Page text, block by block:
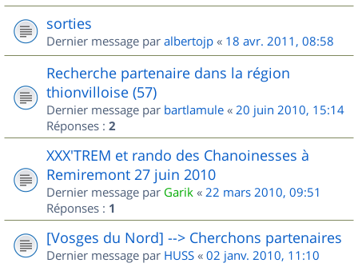
sorties
Dernier message par albertojp « 18 avr. 2011, 08:58
Recherche partenaire dans la région
thionvilloise (57)
Dernier message par bartlamule « 20 juin 2010, 15:14
Réponses : 2
XXX'TREM et rando des Chanoinesses à
Remiremont 27 juin 2010
Dernier message par Garik « 22 mars 2010, 09:51
Réponses : 1
[Vosges du Nord] --> Cherchons partenaires
Dernier message par HUSS « 02 janv. 2010, 11:10